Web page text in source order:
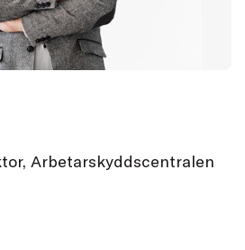
Arbetarskyddscentralen